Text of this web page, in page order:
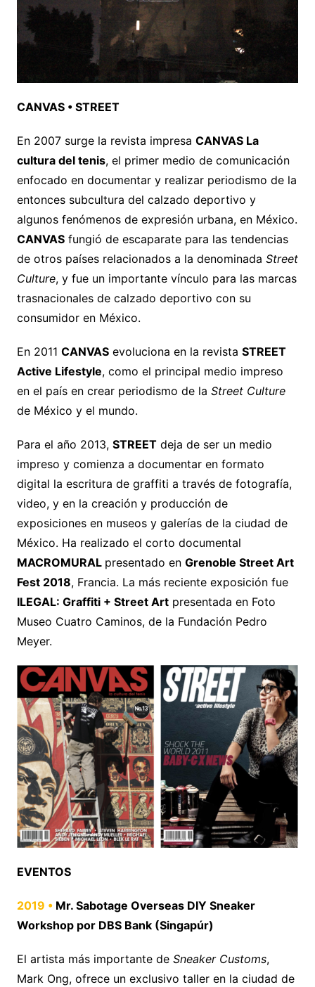
CANVAS • STREET
En 2007 surge la revista impresa CANVAS La
cultura del tenis, el primer medio de comunicación
enfocado en documentar y realizar periodismo de la
entonces subcultura del calzado deportivo y
algunos fenómenos de expresión urbana, en México.
CANVASfungió de escaparate para las tendencias
de otros países relacionados a la denominada Street
Culture, y fue un importante vínculo para las marcas
trasnacionales de calzado deportivo con su
consumidor en México.
En 2011 CANVASevoluciona en la revista STREET
Active Lifestyle, como el principal medio impreso
en el país en crear periodismo de la Street Culture
de México y el mundo.
Para el año 2013, STREETdeja de ser un medio
impreso y comienza a documentar en formato
digital la escritura de graffiti a través de fotografía,
video, y en la creación y producción de
exposiciones en museos y galerías de la ciudad de
México. Ha realizado el corto documental
MACROMURAL presentado en Grenoble Street Art
Fest 2018, Francia. La más reciente exposición fue
ILEGAL: Graffiti + Street Artpresentada en Foto
Museo Cuatro Caminos, de la Fundación Pedro
Meyer.
EVENTOS
2019 • Mr. Sabotage Overseas DIY Sneaker
Workshop por DBS Bank (Singapúr)
El artista más importante de Sneaker Customs,
Mark Ong, ofrece un exclusivo taller en la ciudad de